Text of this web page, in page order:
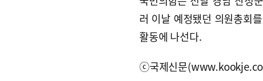
러 이날 예정됐던 의원총회
활동에 나선다.
ⓒ국제신문